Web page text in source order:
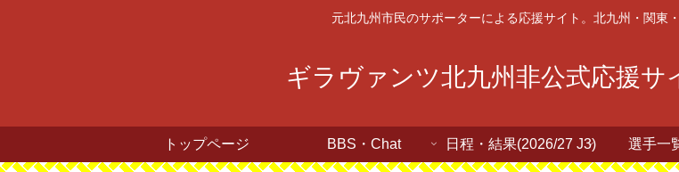
元北九州市民のサポーターによる応援サイト。北九州・関東
ギラヴァンツ北九州非公式応援サ
トップページ BBS・Chat 日程・結果(2026/27 J3) 選手一